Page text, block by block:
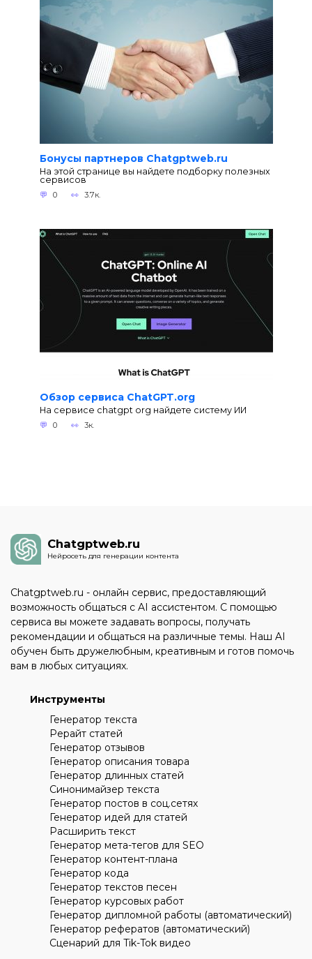
Бонусы партнеров Chatgptweb.ru
На этой странице вы найдете подборку полезных
сервисов
0 3.7к.
Обзор сервиса ChatGPT.org
На сервисе chatgpt org найдете систему ИИ
0 3к.
Chatgptweb.ru
Нейросеть для генерации контента
Chatgptweb.ru - онлайн сервис, предоставляющий
возможность общаться с AI ассистентом. С помощью
сервиса вы можете задавать вопросы, получать
рекомендации и общаться на различные темы. Наш AI
обучен быть дружелюбным, креативным и готов помочь
вам в любых ситуациях.
Инструменты
Генератор текста
Рерайт статей
Генератор отзывов
Генератор описания товара
Генератор длинных статей
Синонимайзер текста
Генератор постов в соц.сетях
Генератор идей для статей
Расширить текст
Генератор мета-тегов для SEO
Генератор контент-плана
Генератор кода
Генератор текстов песен
Генератор курсовых работ
Генератор дипломной работы (автоматический)
Генератор рефератов (автоматический)
Сценарий для Tik-Tok видео